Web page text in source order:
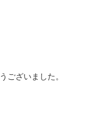
ございました。